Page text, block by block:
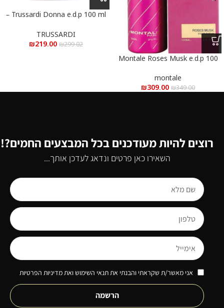
Montale Roses Musk e.d.p 100
מ”ל
montale
₪349.00
₪309.00
Trussardi Donna e.d.p 100 ml –
TRUSSARDI
₪299.02
₪219.00
רוצים להיות מעודכנים בכל המבצעים החמים?!
השאירו כאן פרטים ונדאג לעדכן אותך...
אני מאשר/ת שקראתי והבנתי את תנאי השימוש ואת מדיניות הפרטיות
הרשמה